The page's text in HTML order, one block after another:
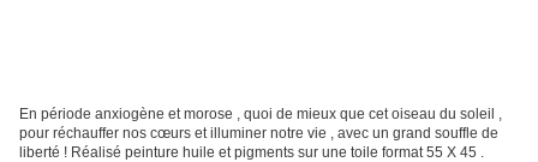
En période anxiogène et morose , quoi de mieux que cet oiseau du soleil ,
pour réchauffer nos cœurs et illuminer notre vie , avec un grand souffle de
liberté ! Réalisé peinture huile et pigments sur une toile format 55 X 45 .